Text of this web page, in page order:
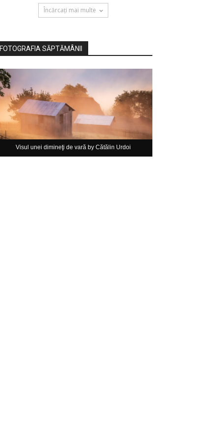
Încărcați mai multe
FOTOGRAFIA SĂPTĂMÂNII
Visul unei dimineţi de vară by Cătălin Urdoi